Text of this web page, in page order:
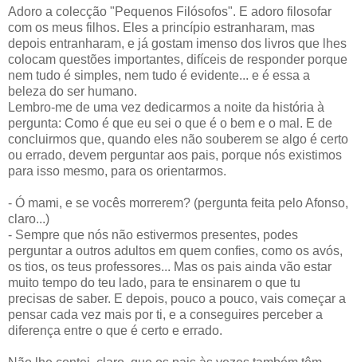
Adoro a colecção "Pequenos Filósofos". E adoro filosofar
com os meus filhos. Eles a princípio estranharam, mas
depois entranharam, e já gostam imenso dos livros que lhes
colocam questões importantes, difíceis de responder porque
nem tudo é simples, nem tudo é evidente... e é essa a
beleza do ser humano.
Lembro-me de uma vez dedicarmos a noite da história à
pergunta: Como é que eu sei o que é o bem e o mal. E de
concluirmos que, quando eles não souberem se algo é certo
ou errado, devem perguntar aos pais, porque nós existimos
para isso mesmo, para os orientarmos.
- Ó mami, e se vocês morrerem? (pergunta feita pelo Afonso,
claro...)
- Sempre que nós não estivermos presentes, podes
perguntar a outros adultos em quem confies, como os avós,
os tios, os teus professores... Mas os pais ainda vão estar
muito tempo do teu lado, para te ensinarem o que tu
precisas de saber. E depois, pouco a pouco, vais começar a
pensar cada vez mais por ti, e a conseguires perceber a
diferença entre o que é certo e errado.